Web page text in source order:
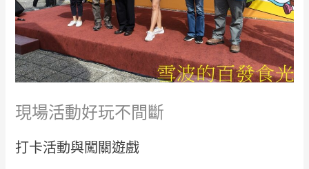
現場活動好玩不間斷
打卡活動與闖關遊戲